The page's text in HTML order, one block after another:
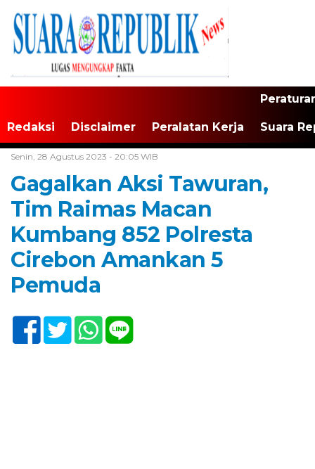
Redaksi Disclaimer Peralatan Kerja Suara
Senin, 28 Agustus 2023 - 20:05 WIB
Gagalkan Aksi Tawuran,
Tim Raimas Macan
Kumbang 852 Polresta
Cirebon Amankan 5
Pemuda